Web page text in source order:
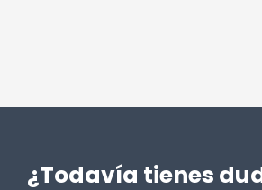
¿Todavía tienes